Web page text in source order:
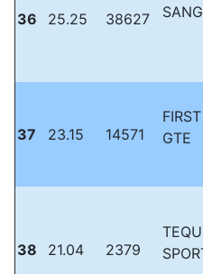
36 25.25 38627
37 23.15 14571
GTE
38 21.04 2379